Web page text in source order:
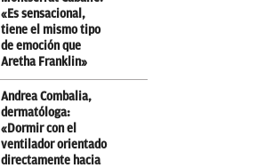
«Es sensacional,
tiene el mismo tipo
de emoción que
Aretha Franklin»
Andrea Combalia,
dermatóloga:
«Dormir con el
ventilador orientado
directamente hacia